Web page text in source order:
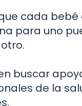
cada bebé
para uno
buscar
de la